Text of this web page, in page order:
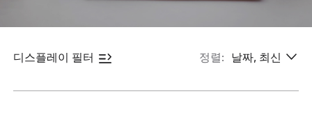
디스플레이 필터 정렬: 날짜, 최신